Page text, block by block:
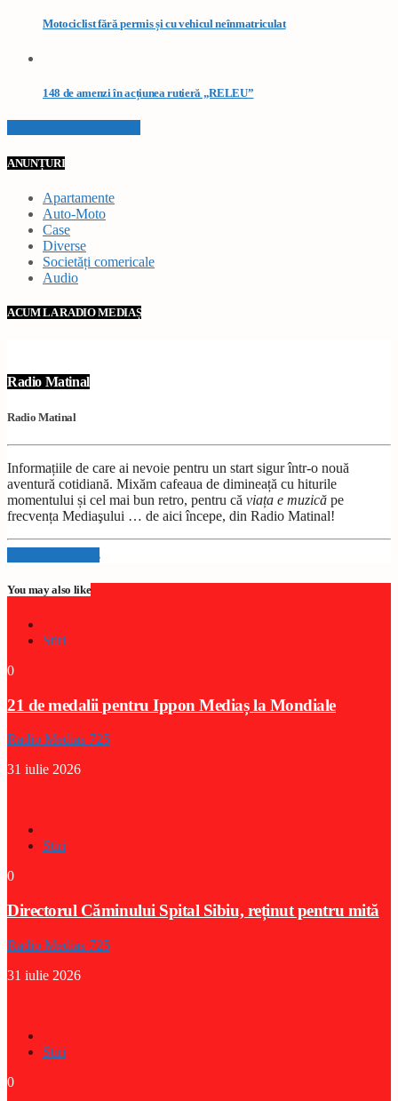
Motociclist fără permis și cu vehicul neînmatriculat
148 de amenzi în acțiunea rutieră „RELEU”
ANUNȚURI
Apartamente
Auto-Moto
Case
Diverse
Societăți comericale
Audio
ACUM LA RADIO MEDIAȘ
Radio Matinal
Radio Matinal
Informațiile de care ai nevoie pentru un start sigur într-o nouă
aventură cotidiană. Mixăm cafeaua de dimineață cu hiturile
momentului și cel mai bun retro, pentru că viața e muzică pe
frecvența Mediaşului … de aici începe, din Radio Matinal!
Info and episodes
You may also like
Stiri
0
21 de medalii pentru Ippon Mediaș la Mondiale
Radio Medias 725
31 iulie 2026
Stiri
0
Directorul Căminului Spital Sibiu, reținut pentru mită
Radio Medias 725
31 iulie 2026
Stiri
0